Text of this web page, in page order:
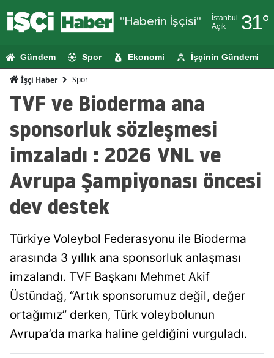
"Haberin İşçisi"
İstanbul
Açık
31°
Adıyaman
Antalya
Aydın
Balıkesir
Bitlis
Gündem Spor Ekonomi İşçinin Gündemi
İşçi Haber Spor
TVF ve Bioderma ana
sponsorluk sözleşmesi
imzaladı : 2026 VNL ve
Avrupa Şampiyonası öncesi
dev destek
Türkiye Voleybol Federasyonu ile Bioderma
arasında 3 yıllık ana sponsorluk anlaşması
imzalandı. TVF Başkanı Mehmet Akif
Üstündağ, “Artık sponsorumuz değil, değer
ortağımız” derken, Türk voleybolunun
Avrupa’da marka haline geldiğini vurguladı.